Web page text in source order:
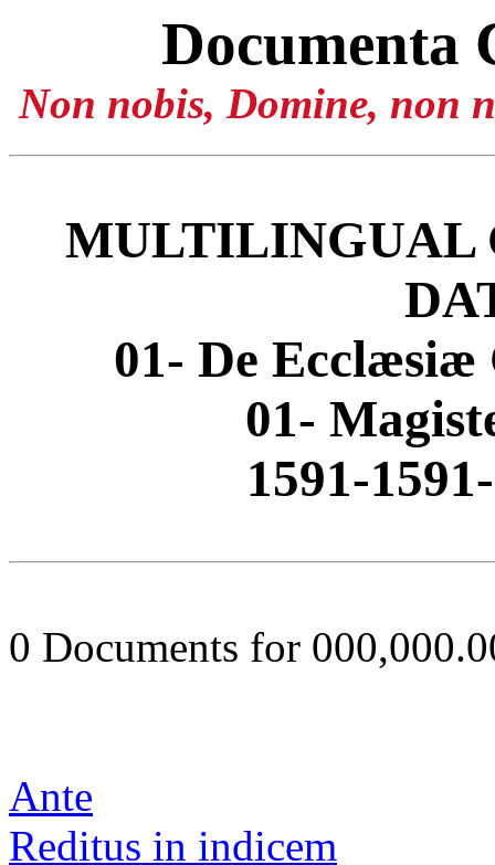
Documenta
Non nobis, Domine, non
MULTILINGUAL
01- De
01-
1591-
0 Documents for
Ante
Reditus in indicem